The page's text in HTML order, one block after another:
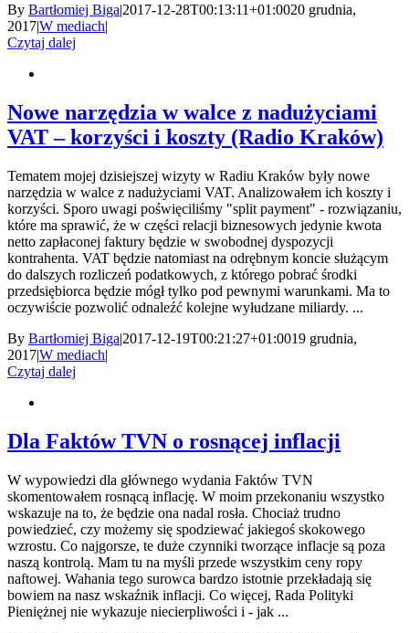
By Bartłomiej Biga|2017-12-28T00:13:11+01:0020 grudnia,
2017|W mediach|
Czytaj dalej
Nowe narzędzia w walce z nadużyciami
VAT – korzyści i koszty (Radio Kraków)
Tematem mojej dzisiejszej wizyty w Radiu Kraków były nowe
narzędzia w walce z nadużyciami VAT. Analizowałem ich koszty i
korzyści. Sporo uwagi poświęciliśmy "split payment" - rozwiązaniu,
które ma sprawić, że w części relacji biznesowych jedynie kwota
netto zapłaconej faktury będzie w swobodnej dyspozycji
kontrahenta. VAT będzie natomiast na odrębnym koncie służącym
do dalszych rozliczeń podatkowych, z którego pobrać środki
przedsiębiorca będzie mógł tylko pod pewnymi warunkami. Ma to
oczywiście pozwolić odnaleźć kolejne wyłudzane miliardy. ...
By Bartłomiej Biga|2017-12-19T00:21:27+01:0019 grudnia,
2017|W mediach|
Czytaj dalej
Dla Faktów TVN o rosnącej inflacji
W wypowiedzi dla głównego wydania Faktów TVN
skomentowałem rosnącą inflację. W moim przekonaniu wszystko
wskazuje na to, że będzie ona nadal rosła. Chociaż trudno
powiedzieć, czy możemy się spodziewać jakiegoś skokowego
wzrostu. Co najgorsze, te duże czynniki tworzące inflacje są poza
naszą kontrolą. Mam tu na myśli przede wszystkim ceny ropy
naftowej. Wahania tego surowca bardzo istotnie przekładają się
bowiem na nasz wskaźnik inflacji. Co więcej, Rada Polityki
Pieniężnej nie wykazuje niecierpliwości i - jak ...